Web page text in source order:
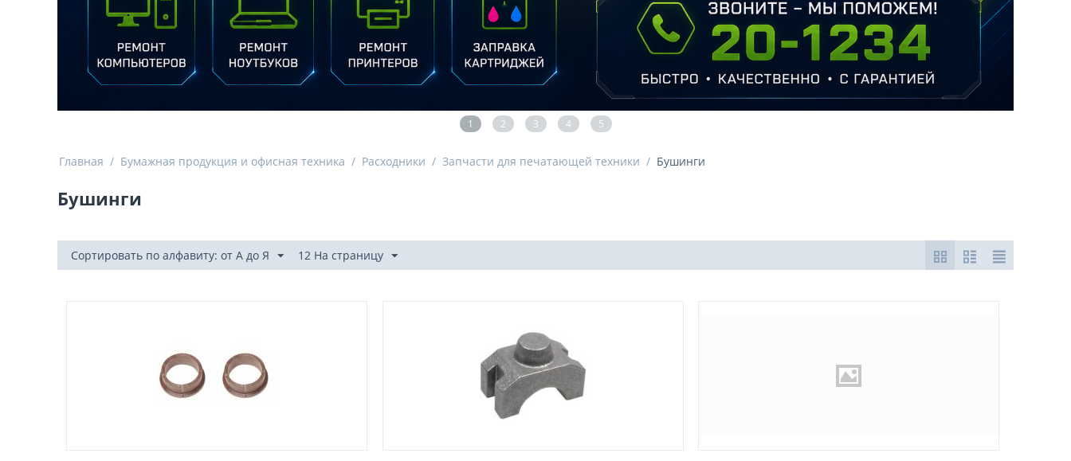
1 2 3 4 5
Главная / Бумажная продукция и офисная техника / Расходники / Запчасти для печатающей техники / Бушинги
Бушинги
Сортировать по алфавиту: от А до Я 12 На страницу